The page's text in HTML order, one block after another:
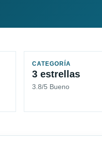
CATEGORÍA
3 estrellas
3.8/5 Bueno